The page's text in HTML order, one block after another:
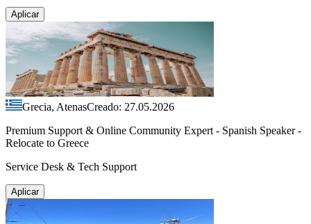
Aplicar
Grecia, AtenasCreado: 27.05.2026
Premium Support & Online Community Expert - Spanish Speaker -
Relocate to Greece
Service Desk & Tech Support
Aplicar